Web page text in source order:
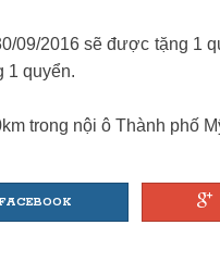
09/2016 sẽ được tặng 1
1 quyển.
trong nội ô Thành phố
FACEBOOK